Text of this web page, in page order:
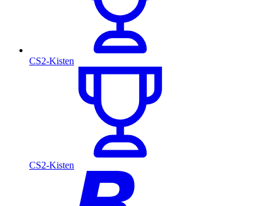
CS2-Kisten
CS2-Kisten